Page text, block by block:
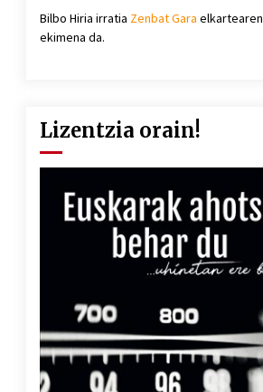
Bilbo Hiria irratia Zenbat Gara elkartearen
ekimena da.
Lizentzia orain!